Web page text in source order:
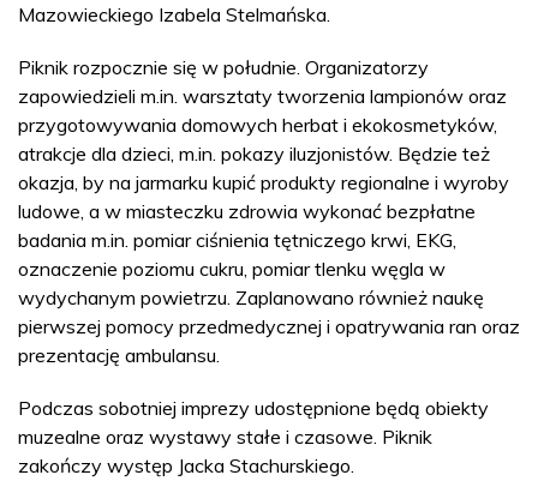
Mazowieckiego Izabela Stelmańska.
Piknik rozpocznie się w południe. Organizatorzy
zapowiedzieli m.in. warsztaty tworzenia lampionów oraz
przygotowywania domowych herbat i ekokosmetyków,
atrakcje dla dzieci, m.in. pokazy iluzjonistów. Będzie też
okazja, by na jarmarku kupić produkty regionalne i wyroby
ludowe, a w miasteczku zdrowia wykonać bezpłatne
badania m.in. pomiar ciśnienia tętniczego krwi, EKG,
oznaczenie poziomu cukru, pomiar tlenku węgla w
wydychanym powietrzu. Zaplanowano również naukę
pierwszej pomocy przedmedycznej i opatrywania ran oraz
prezentację ambulansu.
Podczas sobotniej imprezy udostępnione będą obiekty
muzealne oraz wystawy stałe i czasowe. Piknik
zakończy występ Jacka Stachurskiego.